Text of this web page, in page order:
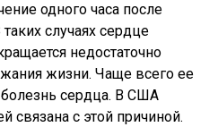
одного часа после
случаях сердце
недостаточно
жизни. Чаще всего ее
сердца. В США
связана с этой причиной.